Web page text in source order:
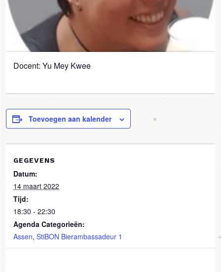
Docent: Yu Mey Kwee
Toevoegen aan kalender
GEGEVENS
Datum:
14 maart 2022
Tijd:
18:30 - 22:30
Agenda Categorieën:
Assen, StiBON Bierambassadeur 1